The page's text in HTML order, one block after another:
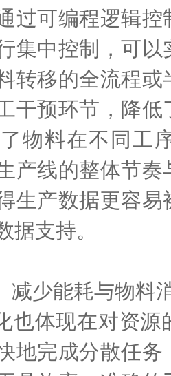
过可编程逻辑
集中控制，可
转移的全流程
干预环节，降
物料在不同工
产线的整体节
生产数据更容
据支持。
少能耗与物料
体现在对资源
地完成分散任